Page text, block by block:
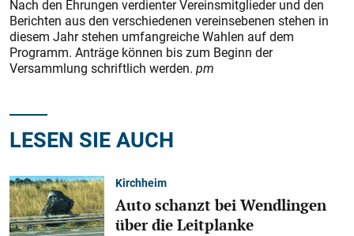
Nach den Ehrungen verdienter Vereinsmitglieder und den
Berichten aus den verschiedenen vereinsebenen stehen in
diesem Jahr stehen umfangreiche Wahlen auf dem
Programm. Anträge können bis zum Beginn der
Versammlung schriftlich werden. pm
LESEN SIE AUCH
Kirchheim
Auto schanzt bei Wendlingen
über die Leitplanke